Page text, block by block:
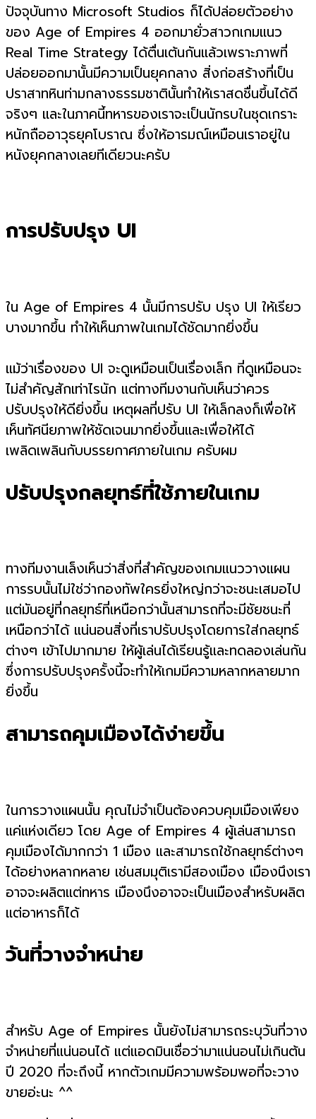
ปัจจุบันทาง Microsoft Studios ก็ได้ปล่อยตัวอย่าง
ของ Age of Empires 4 ออกมายั่วสาวกเกมแนว
Real Time Strategy ได้ตื่นเต้นกันแล้วเพราะภาพที่
ปล่อยออกมานั้นมีความเป็นยุคกลาง สิ่งก่อสร้างที่เป็น
ปราสาทหินท่ามกลางธรรมชาตินั้นทำให้เราสดชื่นขึ้นได้ดี
จริงๆ และในภาคนี้ทหารของเราจะเป็นนักรบในชุดเกราะ
หนักถืออาวุธยุคโบราณ ซึ่งให้อารมณ์เหมือนเราอยู่ใน
หนังยุคกลางเลยทีเดียวนะครับ
การปรับปรุง UI
ใน Age of Empires 4 นั้นมีการปรับ ปรุง UI ให้เรียว
บางมากขึ้น ทำให้เห็นภาพในเกมได้ชัดมากยิ่งขึ้น
แม้ว่าเรื่องของ UI จะดูเหมือนเป็นเรื่องเล็ก ที่ดูเหมือนจะ
ไม่สำคัญสักเท่าไรนัก แต่ทางทีมงานกับเห็นว่าควร
ปรับปรุงให้ดียิ่งขึ้น เหตุผลที่ปรับ UI ให้เล็กลงก็เพื่อให้
เห็นทัศนียภาพให้ชัดเจนมากยิ่งขึ้นและเพื่อให้ได้
เพลิดเพลินกับบรรยกาศภายในเกม ครับผม
ปรับปรุงกลยุทธ์ที่ใช้ภายในเกม
ทางทีมงานเล็งเห็นว่าสิ่งที่สำคัญของเกมแนววางแผน
การรบนั้นไม่ใช่ว่ากองทัพใครยิ่งใหญ่กว่าจะชนะเสมอไป
แต่มันอยู่ที่กลยุทธ์ที่เหนือกว่านั้นสามารถที่จะมีชัยชนะที่
เหนือกว่าได้ แน่นอนสิ่งที่เราปรับปรุงโดยการใส่กลยุทธ์
ต่างๆ เข้าไปมากมาย ให้ผู้เล่นได้เรียนรู้และทดลองเล่นกัน
ซึ่งการปรับปรุงครั้งนี้จะทำให้เกมมีความหลากหลายมาก
ยิ่งขึ้น
สามารถคุมเมืองได้ง่ายขึ้น
ในการวางแผนนั้น คุณไม่จำเป็นต้องควบคุมเมืองเพียง
แค่แห่งเดียว โดย Age of Empires 4 ผู้เล่นสามารถ
คุมเมืองได้มากกว่า 1 เมือง และสามารถใช้กลยุทธ์ต่างๆ
ได้อย่างหลากหลาย เช่นสมมุติเรามีสองเมือง เมืองนึงเรา
อาจจะผลิตแต่ทหาร เมืองนึงอาจจะเป็นเมืองสำหรับผลิต
แต่อาหารก็ได้
วันที่วางจำหน่าย
สำหรับ Age of Empires นั้นยังไม่สามารถระบุวันที่วาง
จำหน่ายที่แน่นอนได้ แต่แอดมินเชื่อว่ามาแน่นอนไม่เกินต้น
ปี 2020 ที่จะถึงนี้ หากตัวเกมมีความพร้อมพอที่จะวาง
ขายอ่ะนะ ^^